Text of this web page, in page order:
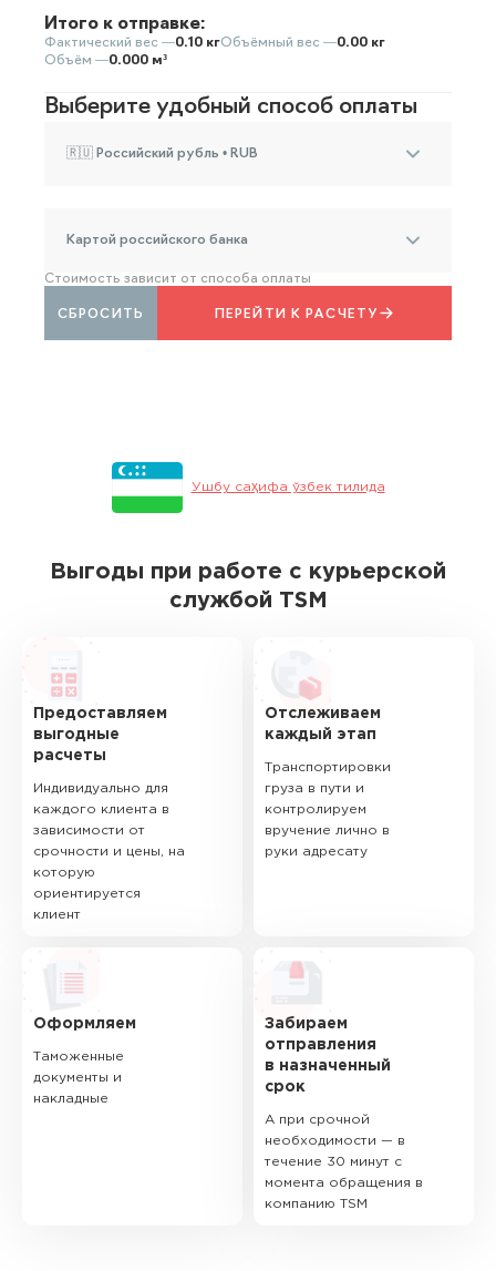
Итого к отправке:
Фактический вес —0.10 кгОбъёмный вес —0.00 кг
Объём —0.000 м³
Выберите удобный способ оплаты
🇷🇺 Российский рубль • RUB
Картой российского банка
Стоимость зависит от способа оплаты
ПЕРЕЙТИ К РАСЧЕТУ
СБРОСИТЬ
Ушбу саҳифа ўзбек тилида
Выгоды при работе с курьерской
службой TSM
Предоставляем
выгодные
расчеты
Индивидуально для
каждого клиента в
зависимости от
срочности и цены, на
которую
ориентируется
клиент
Отслеживаем
каждый этап
Транспортировки
груза в пути и
контролируем
вручение лично в
руки адресату
Оформляем
Таможенные
документы и
накладные
Забираем
отправления
в назначенный
срок
А при срочной
необходимости — в
течение 30 минут с
момента обращения в
компанию TSM